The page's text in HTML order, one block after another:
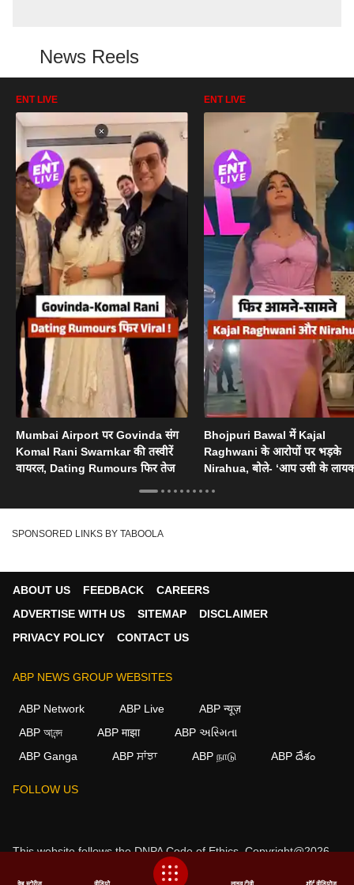
News Reels
ENT LIVE
Mumbai Airport पर Govinda संग
Komal Rani Swarnkar की तस्वीरें
वायरल, Dating Rumours फिर तेज
ENT LIVE
Bhojpuri Bawal में Kajal
Raghwani के आरोपों पर भड़के
Nirahua, बोले- ‘आप उसी के लायक
SPONSORED LINKS BY TABOOLA
ABOUT US FEEDBACK
CAREERS
ADVERTISE WITH US
SITEMAP
DISCLAIMER
PRIVACY POLICY
CONTACT US
ABP NEWS GROUP WEBSITES
ABP Network ABP Live
ABP न्यूज़
ABP আনন্দ
ABP माझा
ABP અસ્મિતા
ABP Ganga
ABP ਸਾਂਝਾ ABP நாடு ABP దేశం
FOLLOW US
This website follows theDNPA Code of Ethics.Copyright@2026.